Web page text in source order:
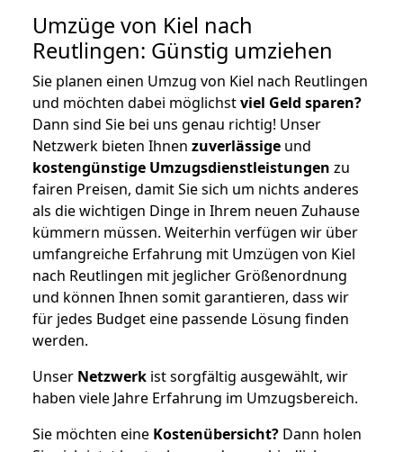
Umzüge von Kiel nach
Reutlingen: Günstig umziehen
Sie planen einen Umzug von Kiel nach Reutlingen
und möchten dabei möglichstviel Geld sparen?
Dann sind Sie bei uns genau richtig! Unser
Netzwerk bieten Ihnen zuverlässige und
kostengünstige Umzugsdienstleistungen zu
fairen Preisen, damit Sie sich um nichts anderes
als die wichtigen Dinge in Ihrem neuen Zuhause
kümmern müssen. Weiterhin verfügen wir über
umfangreiche Erfahrung mit Umzügen von Kiel
nach Reutlingen mit jeglicher Größenordnung
und können Ihnen somit garantieren, dass wir
für jedes Budget eine passende Lösung finden
werden.
Unser Netzwerk ist sorgfältig ausgewählt, wir
haben viele Jahre Erfahrung im Umzugsbereich.
Sie möchten eine Kostenübersicht? Dann holen